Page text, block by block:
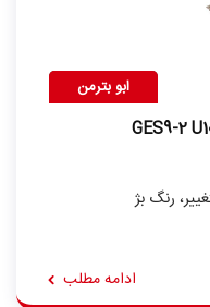
ابو بترمن
رنگ بژ
ادامه مطلب